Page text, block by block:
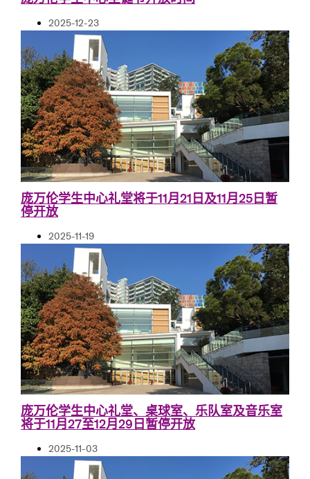
2025-12-23
庞万伦学生中心礼堂将于11月21日及11月25日暂
停开放
2025-11-19
庞万伦学生中心礼堂、桌球室、乐队室及音乐室
将于11月27至12月29日暂停开放
2025-11-03